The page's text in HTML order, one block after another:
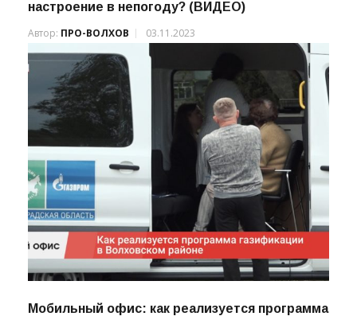
настроение в непогоду? (ВИДЕО)
Автор:
ПРО-ВОЛХОВ 03.11.2023